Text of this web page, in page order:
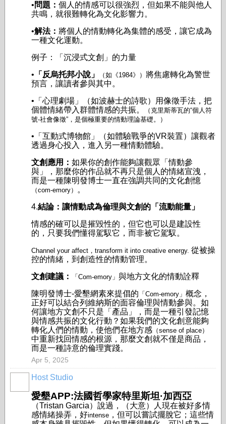
•問題： 個人的情感可以很強烈，但如果不能與他人
共鳴，就很難轉化為文化影響力。
•解法： 將個人的情動轉化為集體的感受，讓它成為
一種文化運動。
例子：「沉浸式文創」的力量
• 「反烏托邦小說」 （如《1984》） 將焦慮轉化為警世
預言，讓讀者參與其中。
•「心理劇場」（如波赫士的詩歌）用像徵手法，把
個體情緒帶入群體情感的共振。
（克里斯蒂瓦的“個人符
號-社會像徵”，是個極重要的情動理論基礎。）
•「互動式博物館」（如體驗戰爭的VR裝置）讓觀者
透過身心投入，進入另一種情動體驗。
文創應用： 如果你的創作能夠讓觀眾「情動參
與」，那麼你的作品就不再只是個人的情緒宣洩，
而是一種陳明發博士一直在強調共同的文化創憶
（com-emory）
。
4.結論：讓情動成為倫理與文創的「流動能量」
情感的確可以是摧毀性的，但它也可以是建設性
的，只要我們懂得駕馭它，而非被它駕馭。
Channel your affect，transform it into creative energy. 從被操
控的情緒，到創造性的情動管理。
文創建議：
「Com-emory」 與地方文化的情動詮釋
陳明發博士-愛墾網素來提倡的 「Com-emory」 概念，
正好可以結合列維納斯的面容倫理與情動參與。如
何讓地方文創不只是「產品」，而是一種引發記憶
與情感共振的文化行動？如果我們的文化創意能夠
轉化人們的情動，使他們在地方感 （sense of place）
中重新找回情感的根源，那麼文創就不僅是商品，
而是一種詩意的倫理實踐。
Apr 5, 2025
Host Studio
愛墾APP:法國哲學家特里斯坦·加西亞
（Tristan Garcia） 說過，（大意）人現在被好多情
感情緒操弄，好intense ，但可以嘗試擺脫它；這些情